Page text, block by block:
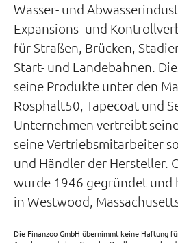
Wasser- und
Expansions- und
für Straßen, Brücken,
Start- und Landebahnen.
seine Produkte unter den
Rosphalt50, Tapecoat und
Unternehmen vertreibt
seine Vertriebsmitarbeiter
und Händler der Hersteller.
wurde 1946 gegründet und
in Westwood,
Die Finanzoo GmbH übernimmt keine Haftung